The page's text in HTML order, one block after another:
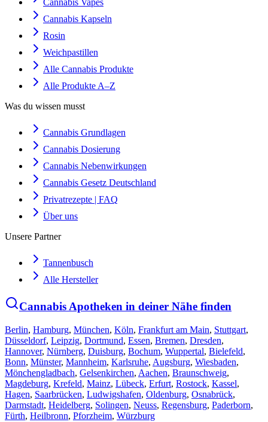
Cannabis Kapseln
Rosin
Weichpastillen
Alle Cannabis Produkte
Alle Produkte A–Z
Was du wissen musst
Cannabis Grundlagen
Cannabis Dosierung
Cannabis Nebenwirkungen
Cannabis Gesetz Deutschland
Privatrezepte | FAQ
Über uns
Unsere Partner
Tannenbusch
Alle Hersteller
Cannabis Apotheken in deiner Nähe finden
Berlin, Hamburg, München, Köln, Frankfurt am Main, Stuttgart,
Düsseldorf, Leipzig, Dortmund, Essen, Bremen, Dresden,
Hannover, Nürnberg, Duisburg, Bochum, Wuppertal, Bielefeld,
Bonn, Münster, Mannheim, Karlsruhe, Augsburg, Wiesbaden,
Mönchengladbach, Gelsenkirchen, Aachen, Braunschweig,
Magdeburg, Krefeld, Mainz, Lübeck, Erfurt, Rostock, Kassel,
Hagen, Saarbrücken, Ludwigshafen, Oldenburg, Osnabrück,
Darmstadt, Heidelberg, Solingen, Neuss, Regensburg, Paderborn,
Fürth, Heilbronn, Pforzheim, Würzburg